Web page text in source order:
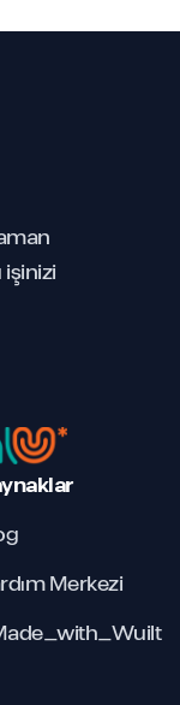
işinizi
Merkezi